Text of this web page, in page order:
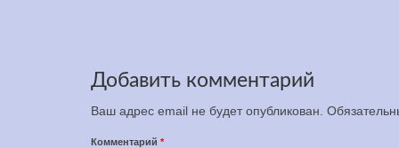
Добавить комментарий
Ваш адрес email не будет опубликован.
Комментарий *